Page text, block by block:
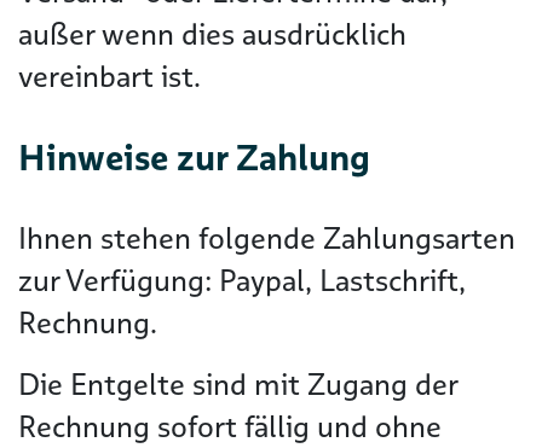
außer wenn dies ausdrücklich
vereinbart ist.
Hinweise zur Zahlung
Ihnen stehen folgende Zahlungsarten
zur Verfügung: Paypal, Lastschrift,
Rechnung.
Die Entgelte sind mit Zugang der
Rechnung sofort fällig und ohne